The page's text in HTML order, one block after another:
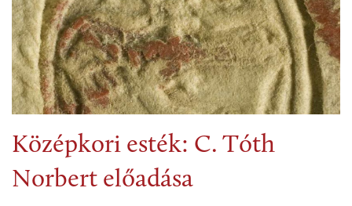
Középkori esték: C. Tóth
Norbert előadása